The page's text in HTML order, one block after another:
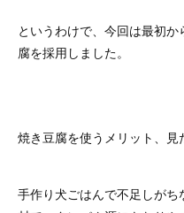
というわけで、今回は最初
腐を採用しました。
焼き豆腐を使うメリット、見
手作り犬ごはんで不足しが